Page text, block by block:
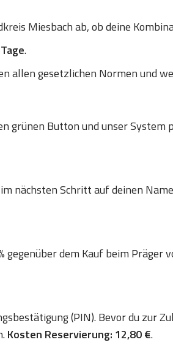
Miesbach ab, ob deine
.
allen gesetzlichen Normen und
grünen Button und unser
nächsten Schritt auf deinen
gegenüber dem Kauf beim
(PIN). Bevor du zur
Kosten Reservierung: 12,80 €.